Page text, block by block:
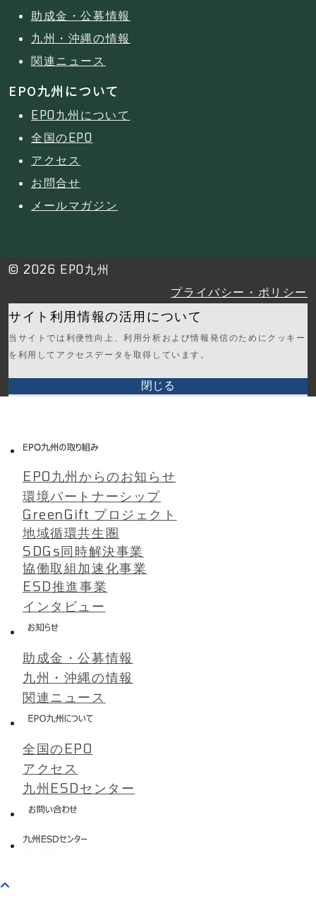
助成金・公募情報
九州・沖縄の情報
関連ニュース
EPO九州について
EPO九州について
全国のEPO
アクセス
お問合せ
メールマガジン
© 2026 EPO九州
プライバシー・ポリシー
サイト利用情報の活用について
当サイトでは利便性向上、利用分析および情報発信のためにクッキー
を利用してアクセスデータを取得しています。
閉じる
EPO九州からのお知らせ
環境パートナーシップ
GreenGift プロジェクト
地域循環共生圏
SDGs同時解決事業
協働取組加速化事業
ESD推進事業
インタビュー
助成金・公募情報
九州・沖縄の情報
関連ニュース
全国のEPO
アクセス
九州ESDセンター